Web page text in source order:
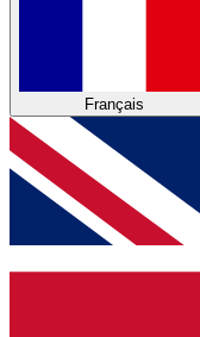
Français